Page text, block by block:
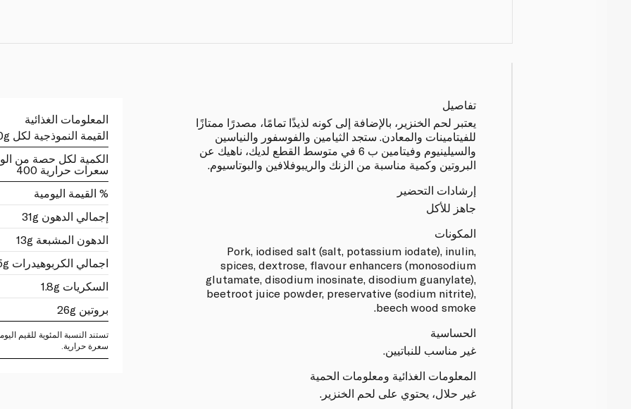
تفاصيل
يعتبر لحم الخنزير، بالإضافة إلى كونه لذيذًا تمامًا، مصدرًا ممتازًا
للفيتامينات والمعادن. ستجد الثيامين والفوسفور والنياسين
والسيلينيوم وفيتامين ب 6 في متوسط القطع لديك، ناهيك عن
البروتين وكمية مناسبة من الزنك والريبوفلافين والبوتاسيوم.
إرشادات التحضير
جاهز للأكل
المكونات
Pork, iodised salt (salt, potassium iodate), inulin,
spices, dextrose, flavour enhancers (monosodium
glutamate, disodium inosinate, disodium guanylate),
beetroot juice powder, preservative (sodium nitrite),
beech wood smoke.
الحساسية
غير مناسب للنباتيين.
المعلومات الغذائية ومعلومات الحمية
غير حلال، يحتوي على لحم الخنزير.
المعلومات الغذائية
القيمة النموذجية لكل 100g
الكمية لكل حصة من
سعرات حرارية 400
% القيمة اليومية
إجمالي الدهون 31g
الدهون المشبعة 13g
اجمالي الكربوهيدرات 5.5g
السكريات 1.8g
بروتين 26g
سعرة حرارية.